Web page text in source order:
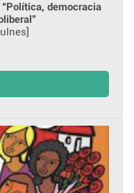
democracia